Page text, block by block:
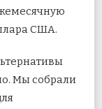
США.
Мы собрали